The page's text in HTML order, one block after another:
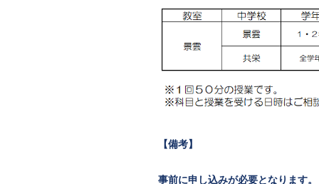
【備考】
事前に申し込みが必要となります。